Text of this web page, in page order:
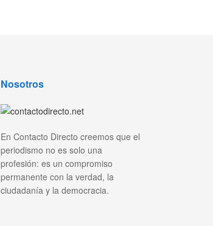
Nosotros
En Contacto Directo creemos que el
periodismo no es solo una
profesión: es un compromiso
permanente con la verdad, la
ciudadanía y la democracia.